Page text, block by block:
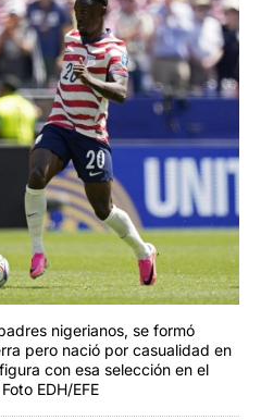
nigerianos, se formó
pero nació por casualidad en
con esa selección en el
EDH/EFE